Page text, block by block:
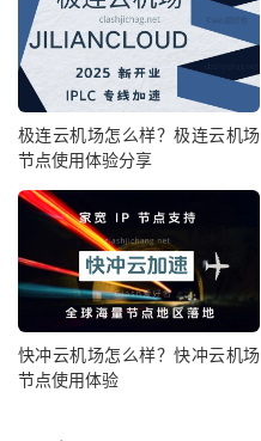
极连云机场怎么样？极连云机场
节点使用体验分享
快冲云机场怎么样？快冲云机场
节点使用体验